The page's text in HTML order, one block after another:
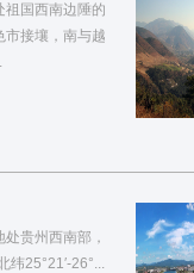
祖国西南边陲的
市接壤，南与越
贵州西南部，
纬25°21′-26°...